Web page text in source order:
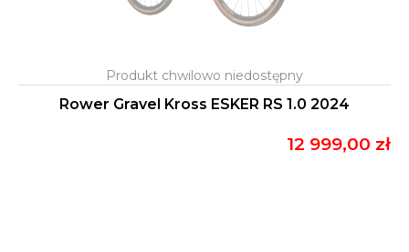
Rower Gravel Kross ESKER RS 1.0 2024
12 999,00 zł